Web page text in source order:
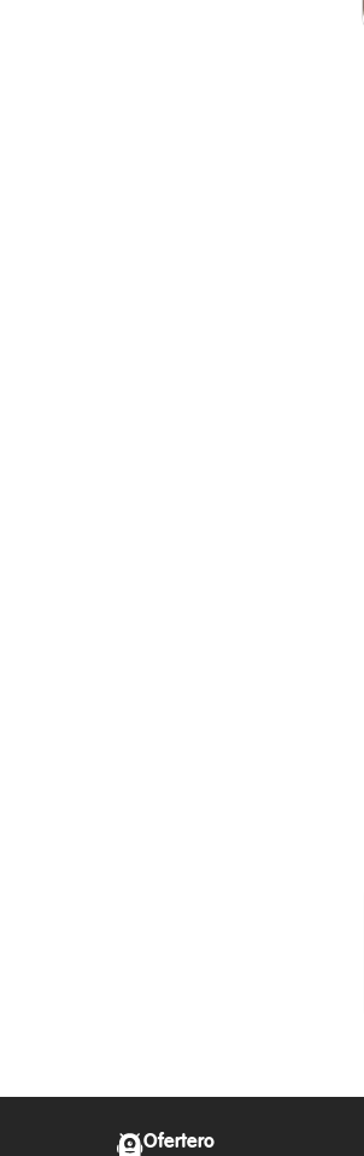
Ofertero